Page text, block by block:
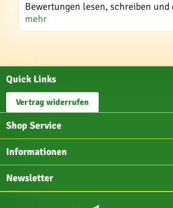
Bewertungen lesen, schreiben und
mehr
Quick Links
Vertrag widerrufen
Shop Service
Informationen
Newsletter